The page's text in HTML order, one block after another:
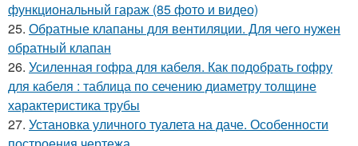
функциональный гараж (85 фото и видео)
25. Обратные клапаны для вентиляции. Для чего нужен
обратный клапан
26. Усиленная гофра для кабеля. Как подобрать гофру
для кабеля : таблица по сечению диаметру толщине
характеристика трубы
27. Установка уличного туалета на даче. Особенности